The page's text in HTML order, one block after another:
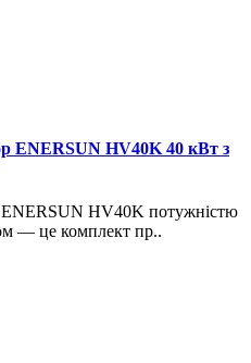
ENERSUN HV40K 40 кВт з
ENERSUN HV40K потужністю
— це комплект пр..